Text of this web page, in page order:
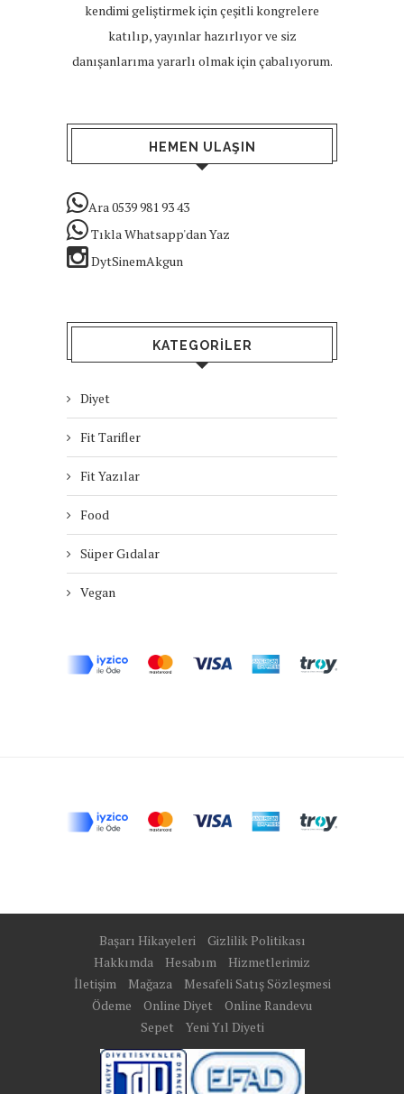
kendimi geliştirmek için çeşitli kongrelere
katılıp, yayınlar hazırlıyor ve siz
danışanlarıma yararlı olmak için çabalıyorum.
HEMEN ULAŞIN
Ara 0539 981 93 43
Tıkla Whatsapp'dan Yaz
DytSinemAkgun
KATEGORILER
Diyet
Fit Tarifler
Fit Yazılar
Food
Süper Gıdalar
Vegan
Başarı Hikayeleri
Gizlilik Politikası
Hakkımda
Hesabım
Hizmetlerimiz
İletişim
Mağaza
Mesafeli Satış Sözleşmesi
Ödeme
Online Diyet
Online Randevu
Sepet
Yeni Yıl Diyeti